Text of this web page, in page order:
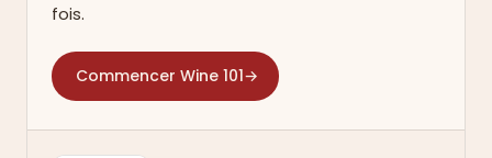
fois.
Commencer Wine 101→